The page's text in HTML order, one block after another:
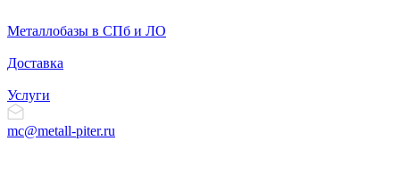
Металлобазы в СПб и ЛО
Доставка
Услуги
mc@metall-piter.ru